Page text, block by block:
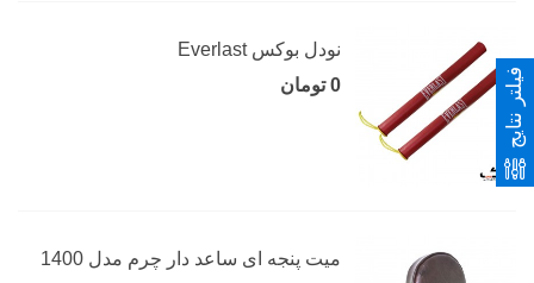
نودل بوکس Everlast
0 تومان
میت پنجه ای ساعد دار چرم مدل 1400
فیلتر نتایج